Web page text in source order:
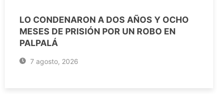
LO CONDENARON A DOS AÑOS Y OCHO
MESES DE PRISIÓN POR UN ROBO EN
PALPALÁ
7 agosto, 2026